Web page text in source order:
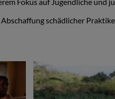
schädlicher
Add
Image